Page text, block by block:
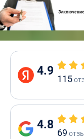
4.9
115
4.8
69